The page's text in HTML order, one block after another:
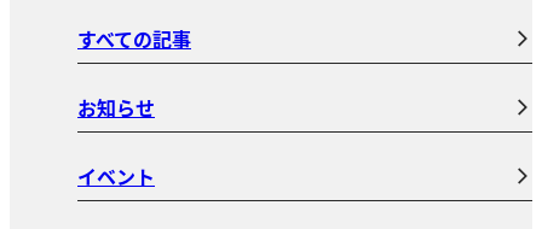
すべての記事
お知らせ
イベント